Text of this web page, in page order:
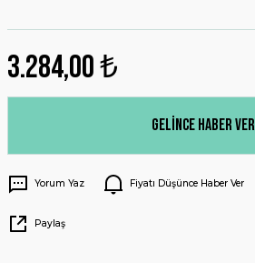
3.284,00 ₺
Gelince Haber Ver
Yorum Yaz Fiyatı Düşünce Haber Ver
Paylaş